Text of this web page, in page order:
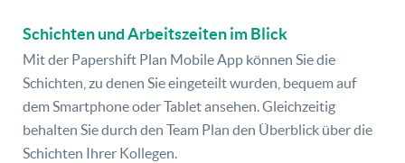
Schichten und Arbeitszeiten im Blick
Mit der Papershift Plan Mobile App können Sie die
Schichten, zu denen Sie eingeteilt wurden, bequem auf
dem Smartphone oder Tablet ansehen. Gleichzeitig
behalten Sie durch den Team Plan den Überblick über die
Schichten Ihrer Kollegen.